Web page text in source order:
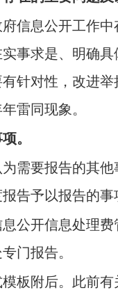
信息公开工作
事求是、明确
针对性，改进举
雷同现象。
。
需要报告的其
告予以报告的事
公开信息处理
门报告。
板附后。此前